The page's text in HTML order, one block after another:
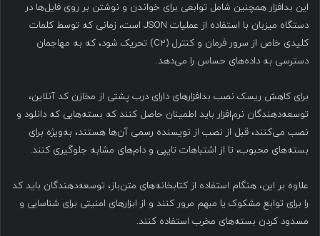
این بدافزار همچنین شامل توابعی برای خواندن و نوشتن بر روی فایل‌ها در
دستگاه میزبان با استفاده از عملیات JSON است، زمانی که توسط کلمات
کلیدی خاص از سرور فرمان و کنترل (C2) تحریک شود، که به مهاجمان
دسترسی به داده‌های حساس را می‌دهد.
برای کاهش ریسک نصب بدافزارهای دارای درب پشتی از مخازن کد آنلاین،
توسعه‌دهندگان نرم‌افزار باید اطمینان حاصل کنند که بسته‌هایی که دانلود و
نصب می‌کنند، قبل از نصب از نویسنده رسمی آن‌ها هستند، به‌ویژه برای
بسته‌های محبوب، تا از اشتباهات تایپی و دام‌های مشابه جلوگیری کنند.
علاوه بر این، هنگام استفاده از کتابخانه‌های متن‌باز، توسعه‌دهندگان باید کد
را برای توابع مشکوک یا مبهم مرور کنند و از ابزارهای امنیتی برای شناسایی و
مسدود کردن بسته‌های مخرب استفاده کنند.